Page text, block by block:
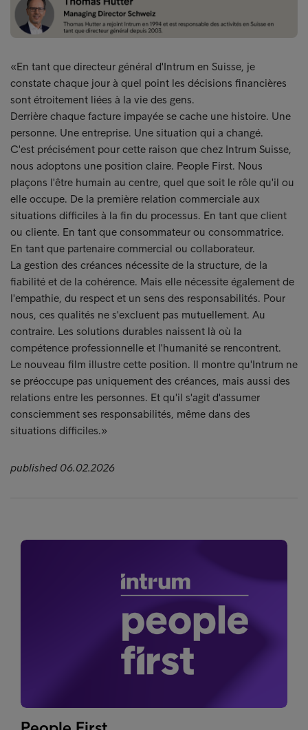
«En tant que directeur général d'Intrum en Suisse, je
constate chaque jour à quel point les décisions financières
sont étroitement liées à la vie des gens.
Derrière chaque facture impayée se cache une histoire. Une
personne. Une entreprise. Une situation qui a changé.
C'est précisément pour cette raison que chez Intrum Suisse,
nous adoptons une position claire. People First. Nous
plaçons l'être humain au centre, quel que soit le rôle qu'il ou
elle occupe. De la première relation commerciale aux
situations difficiles à la fin du processus. En tant que client
ou cliente. En tant que consommateur ou consommatrice.
En tant que partenaire commercial ou collaborateur.
La gestion des créances nécessite de la structure, de la
fiabilité et de la cohérence. Mais elle nécessite également de
l'empathie, du respect et un sens des responsabilités. Pour
nous, ces qualités ne s'excluent pas mutuellement. Au
contraire. Les solutions durables naissent là où la
compétence professionnelle et l'humanité se rencontrent.
Le nouveau film illustre cette position. Il montre qu'Intrum ne
se préoccupe pas uniquement des créances, mais aussi des
relations entre les personnes. Et qu'il s'agit d'assumer
consciemment ses responsabilités, même dans des
situations difficiles.»
published 06.02.2026